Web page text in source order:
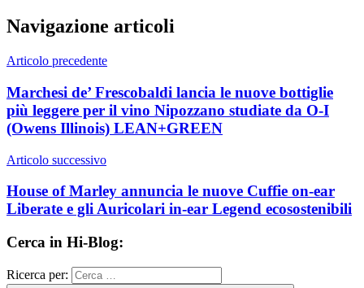
Navigazione articoli
Articolo precedente
Marchesi de’ Frescobaldi lancia le nuove bottiglie
più leggere per il vino Nipozzano studiate da O-I
(Owens Illinois) LEAN+GREEN
Articolo successivo
House of Marley annuncia le nuove Cuffie on-ear
Liberate e gli Auricolari in-ear Legend ecosostenibili
Cerca in Hi-Blog:
Ricerca per: